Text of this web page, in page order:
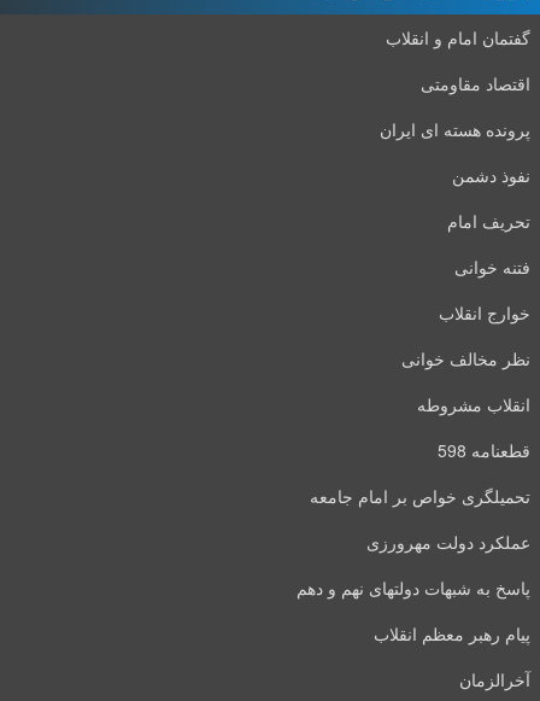
گفتمان امام و انقلاب
اقتصاد مقاومتی
پرونده هسته ای ایران
نفوذ دشمن
تحریف امام
فتنه خوانی
خوارج انقلاب
نظر مخالف خوانی
انقلاب مشروطه
قطعنامه 598
تحمیلگری خواص بر امام جامعه
عملکرد دولت مهرورزی
پاسخ به شبهات دولتهای نهم و دهم
پیام رهبر معظم انقلاب
آخرالزمان